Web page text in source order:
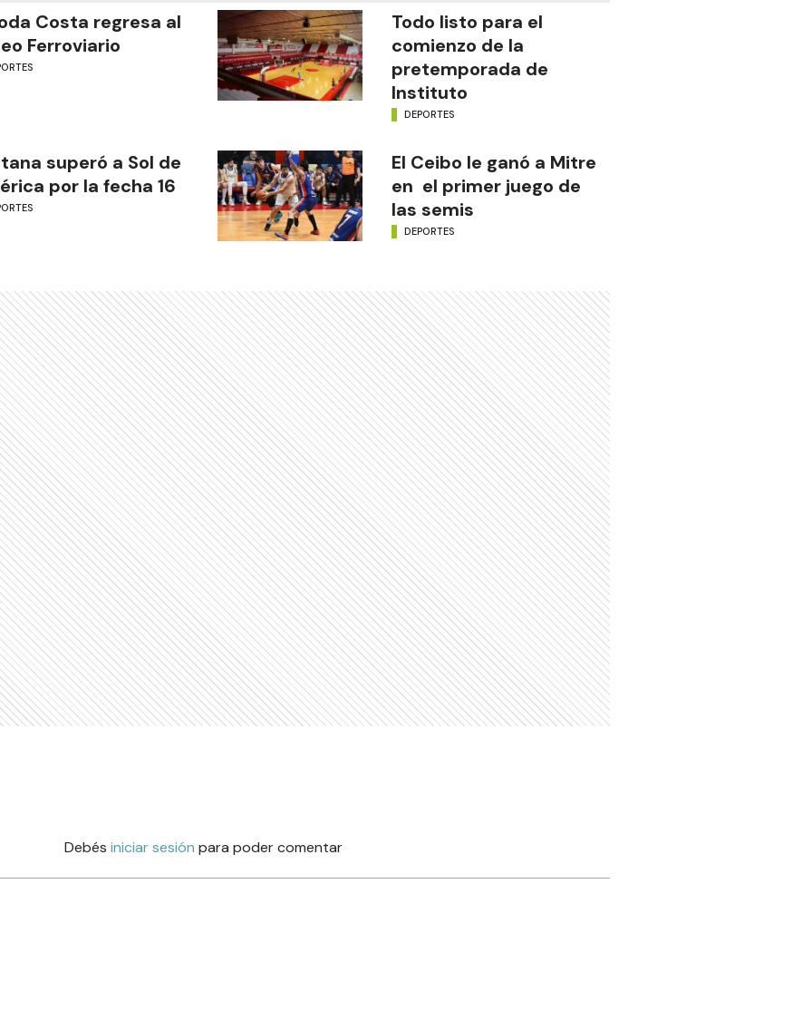
Costa regresa al
Ferroviario
Todo listo para el
comienzo de la
pretemporada de
Instituto
DEPORTES
superó a Sol de
por la fecha 16
El Ceibo le ganó a Mitre
en el primer juego de
las semis
DEPORTES
Debés iniciar sesión para poder comentar